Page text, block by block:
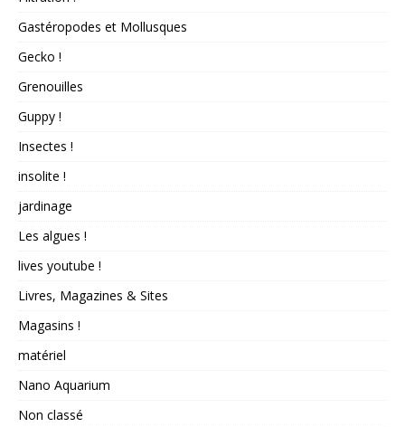
Gastéropodes et Mollusques
Gecko !
Grenouilles
Guppy !
Insectes !
insolite !
jardinage
Les algues !
lives youtube !
Livres, Magazines & Sites
Magasins !
matériel
Nano Aquarium
Non classé